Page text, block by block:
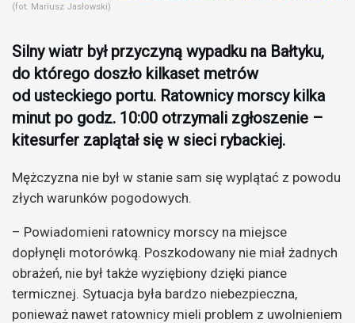
(fot. Mariusz Jasłowski)
Silny wiatr był przyczyną wypadku na Bałtyku,
do którego doszło kilkaset metrów
od usteckiego portu. Ratownicy morscy kilka
minut po godz. 10:00 otrzymali zgłoszenie –
kitesurfer zaplątał się w sieci rybackiej.
Mężczyzna nie był w stanie sam się wyplątać z powodu
złych warunków pogodowych.
– Powiadomieni ratownicy morscy na miejsce
dopłynęli motorówką. Poszkodowany nie miał żadnych
obrażeń, nie był także wyziębiony dzięki piance
termicznej. Sytuacja była bardzo niebezpieczna,
ponieważ nawet ratownicy mieli problem z uwolnieniem